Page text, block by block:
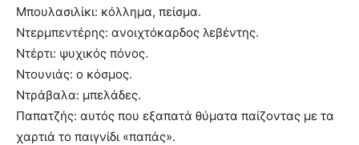
Μπουλασιλίκι: κόλλημα, πείσμα.
Ντερμπεντέρης: ανοιχτόκαρδος λεβέντης.
Ντέρτι: ψυχικός πόνος.
Ντουνιάς: ο κόσμος.
Ντράβαλα: μπελάδες.
Παπατζής: αυτός που εξαπατά θύματα παίζοντας με τα
χαρτιά το παιγνίδι «παπάς».